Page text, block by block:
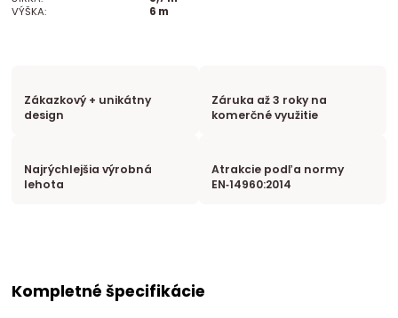
VÝŠKA:
6 m
Zákazkový + unikátny
design
Záruka až 3 roky na
komerčné využitie
Najrýchlejšia výrobná
lehota
Atrakcie podľa normy
EN‑14960:2014
Kompletné špecifikácie